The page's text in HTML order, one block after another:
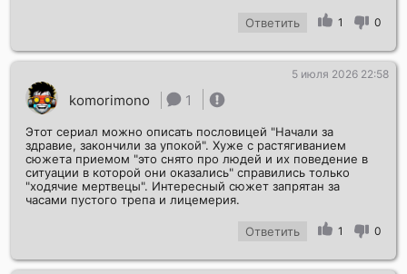
Ответить 1 0
komorimono 1
5 июля 2026 22:58
Этот сериал можно описать пословицей "Начали за
здравие, закончили за упокой". Хуже с растягиванием
сюжета приемом "это снято про людей и их поведение в
ситуации в которой они оказались" справились только
"ходячие мертвецы". Интересный сюжет запрятан за
часами пустого трепа и лицемерия.
Ответить 1 0